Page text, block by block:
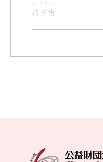
行き方
いきかた